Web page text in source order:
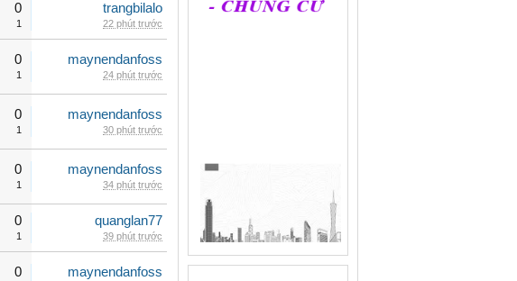
0
1
trangbilalo
22 phút trước
0
1
maynendanfoss
24 phút trước
0
1
maynendanfoss
30 phút trước
0
1
maynendanfoss
34 phút trước
0
1
quanglan77
39 phút trước
0 maynendanfoss